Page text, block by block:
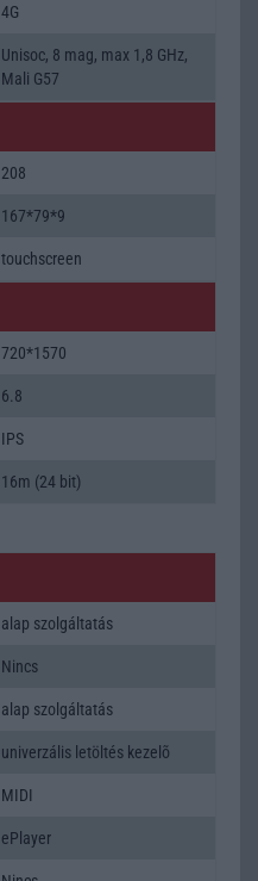
4G
Unisoc, 8 mag, max 1,8 GHz,
Mali G57
208
167*79*9
touchscreen
720*1570
6.8
IPS
16m (24 bit)
alap szolgáltatás
Nincs
alap szolgáltatás
univerzális letöltés kezelõ
MIDI
ePlayer